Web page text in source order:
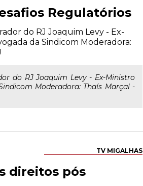
Regulatórios
do RJ Joaquim Levy - Ex-
da Sindicom Moderadora:
do RJ Joaquim Levy - Ex-Ministro
Moderadora: Thaís Marçal -
TV MIGALHAS
direitos pós